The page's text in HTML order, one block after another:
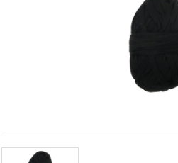
την